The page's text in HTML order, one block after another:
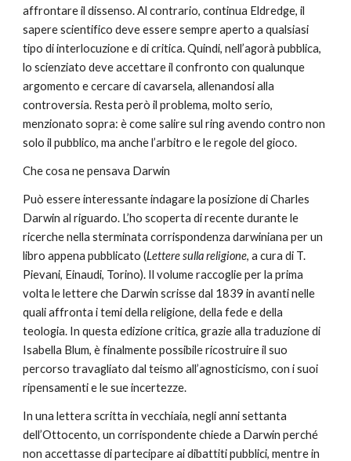
affrontare il dissenso. Al contrario, continua Eldredge, il
sapere scientifico deve essere sempre aperto a qualsiasi
tipo di interlocuzione e di critica. Quindi, nell’agorà pubblica,
lo scienziato deve accettare il confronto con qualunque
argomento e cercare di cavarsela, allenandosi alla
controversia. Resta però il problema, molto serio,
menzionato sopra: è come salire sul ring avendo contro non
solo il pubblico, ma anche l’arbitro e le regole del gioco.
Che cosa ne pensava Darwin
Può essere interessante indagare la posizione di Charles
Darwin al riguardo. L’ho scoperta di recente durante le
ricerche nella sterminata corrispondenza darwiniana per un
libro appena pubblicato (Lettere sulla religione, a cura di T.
Pievani, Einaudi, Torino). Il volume raccoglie per la prima
volta le lettere che Darwin scrisse dal 1839 in avanti nelle
quali affronta i temi della religione, della fede e della
teologia. In questa edizione critica, grazie alla traduzione di
Isabella Blum, è finalmente possibile ricostruire il suo
percorso travagliato dal teismo all’agnosticismo, con i suoi
ripensamenti e le sue incertezze.
In una lettera scritta in vecchiaia, negli anni settanta
dell’Ottocento, un corrispondente chiede a Darwin perché
non accettasse di partecipare ai dibattiti pubblici, mentre in